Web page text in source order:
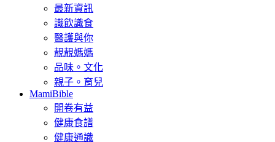
最新資訊
識飲識食
醫護與你
靚靚媽媽
品味。文化
親子。育兒
MamiBible
開卷有益
健康食譜
健康通識